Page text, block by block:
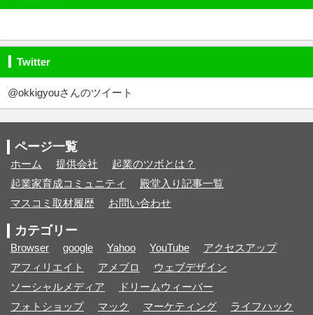
Twitter
@okkigyouさんのツイート
ページ一覧
ホーム 提供会社
起業のツボとは？
起業家育成コミュニティ
殿堂入り記事一覧
マスコミ取材履歴
お問い合わせ
カテゴリー
Browser google Yahoo YouTube
アクセスアップ
アフィリエイト
アメブロ
ウェブデザイン
ソーシャルメディア
ドリームウィーバー
フォトショップ
マック マーケティング ライフハック